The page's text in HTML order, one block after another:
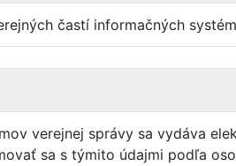
častí informačných
verejnej správy sa vydáva
sa s týmito údajmi podľa